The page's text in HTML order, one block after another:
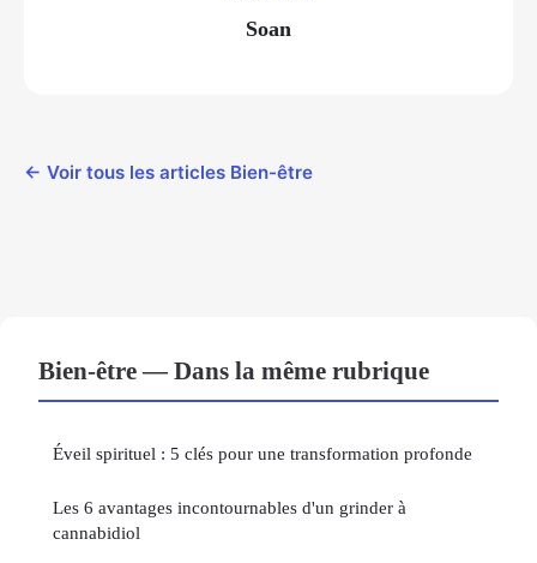
Soan
← Voir tous les articles Bien-être
Bien-être — Dans la même rubrique
Éveil spirituel : 5 clés pour une transformation profonde
Les 6 avantages incontournables d'un grinder à
cannabidiol